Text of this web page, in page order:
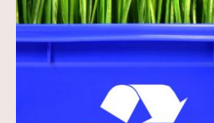
Kontakt
My Account
Nauka praktyce praktyka nauce